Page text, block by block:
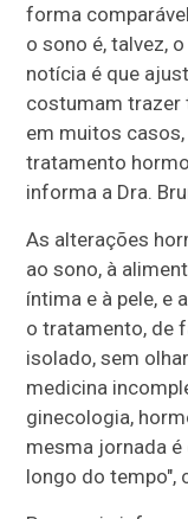
forma
o sono é, talvez,
notícia é que
costumam
em muitos
tratamento
informa a Dra.
As alterações
ao sono, à
íntima e à pele, e
o tratamento, de
isolado, sem
medicina
ginecologia,
mesma jornada
longo do tempo",